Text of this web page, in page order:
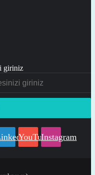
giriniz
YouTubeInstagram